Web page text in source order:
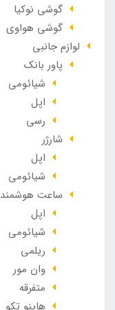
گوشی نوکیا
گوشی هواوی
لوازم جانبی
پاور بانک
شیائومی
اپل
رسی
شارژر
اپل
شیائومی
ساعت هوشمند
اپل
شیائومی
ریلمی
وان مور
متفرقه
هاینو تکو